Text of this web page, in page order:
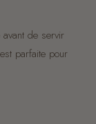
de servir
parfaite pour